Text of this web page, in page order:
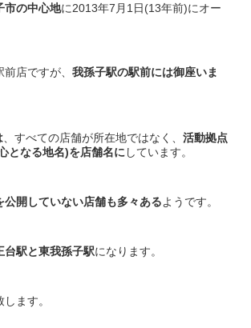
市の中心地に2013年7月1日(13年前)にオー
店ですが、 我孫子駅の駅前には御座いま
、すべての店舗が所在地ではなく、 活動拠点
となる地名)を店舗名に しています。
公開していない店舗も多々あるようです。
台駅と東我孫子駅になります。
ます。